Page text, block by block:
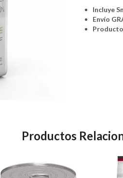
De
Incluye
Envío
Productos